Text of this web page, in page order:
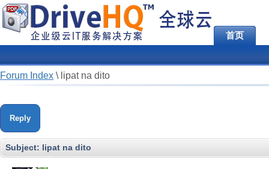
首页
Forum Index \ lipat na dito
Reply
Subject: lipat na dito